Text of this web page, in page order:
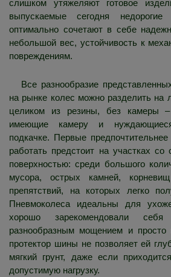
слишком утяжеляют готовое
выпускаемые сегодня
оптимально сочетают в себе
небольшой вес, устойчивость к
повреждениям.
Все разнообразие
на рынке колес можно разделить на
целиком из резины, без камеры
имеющие камеру и
подкачке. Первые
работать предстоит на участках
поверхностью: среди большого
мусора, острых камней,
препятствий, на которых легко
Пневмоколеса идеальны для
хорошо зарекомендовали
разнообразным мощением и
протектор шины не позволяет ей
мягкий грунт, даже если
допустимую нагрузку.